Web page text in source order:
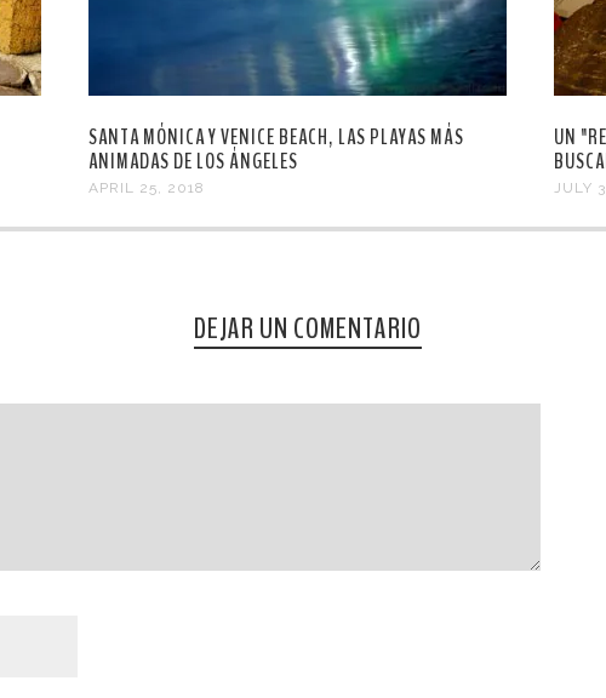
SANTA MÓNICA Y VENICE BEACH, LAS PLAYAS MÁS
ANIMADAS DE LOS ÁNGELES
APRIL 25, 2018
UN
JULY
DEJAR UN COMENTARIO